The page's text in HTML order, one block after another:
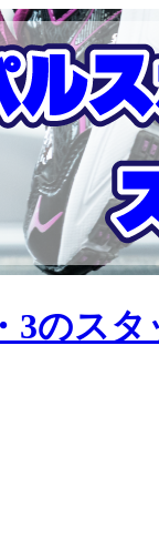
3のス